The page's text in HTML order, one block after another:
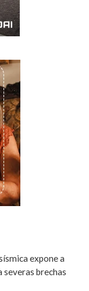
expone a
severas brechas